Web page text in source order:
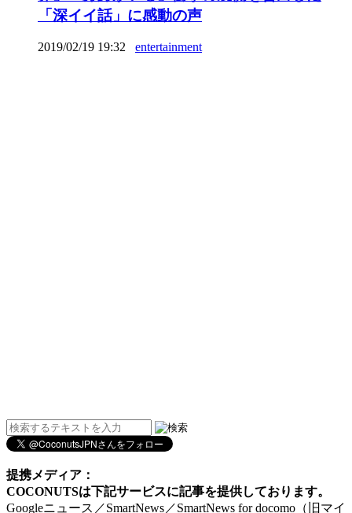
「深イイ話」に感動の声
2019/02/19 19:32 entertainment
提携メディア：
COCONUTSは下記サービスに記事を提供しております。
Googleニュース／SmartNews／SmartNews for docomo（旧マイ